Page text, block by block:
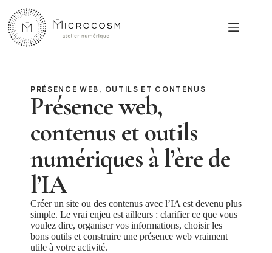
contenu
PRÉSENCE WEB, OUTILS ET CONTENUS
Présence web,
contenus et outils
numériques à l’ère de
l’IA
Créer un site ou des contenus avec l’IA est devenu plus
simple. Le vrai enjeu est ailleurs : clarifier ce que vous
voulez dire, organiser vos informations, choisir les
bons outils et construire une présence web vraiment
utile à votre activité.